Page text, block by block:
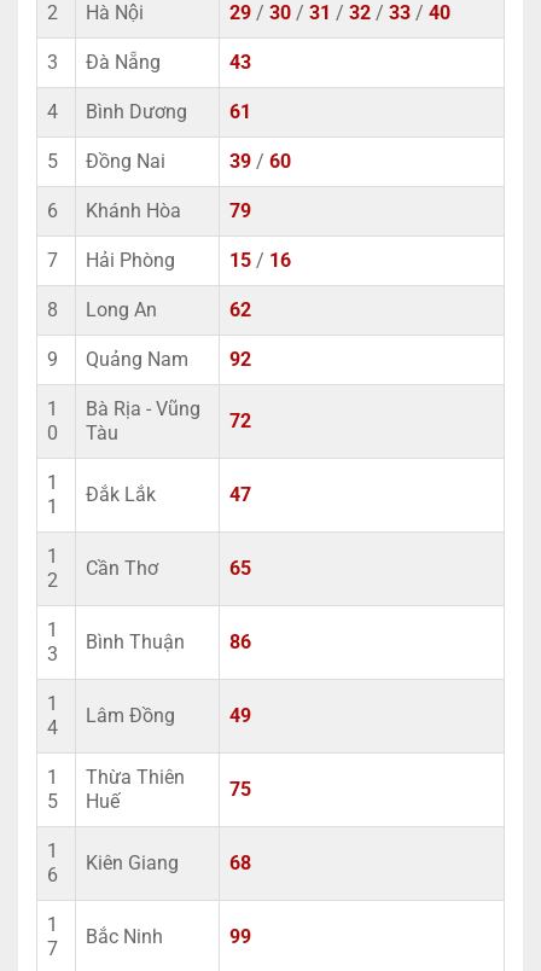
2 Hà Nội 29 / 30 / 31 / 32 / 33 / 40
3 Đà Nẵng 43
4 Bình Dương 61
5 Đồng Nai 39 / 60
6 Khánh Hòa 79
7 Hải Phòng 15 / 16
8 Long An 62
9 Quảng Nam 92
1
0
Bà Rịa - Vũng
Tàu
72
1
1
Đắk Lắk 47
1
2
Cần Thơ 65
1
3
Bình Thuận 86
1
4
Lâm Đồng 49
1
5
Thừa Thiên
Huế
75
1
6
Kiên Giang 68
1
7
Bắc Ninh 99